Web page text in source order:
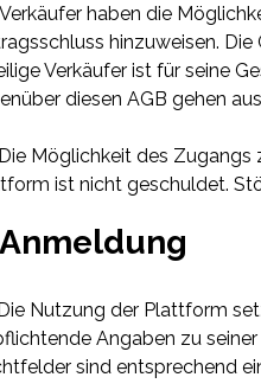
Verkäufer haben die
hinzuweisen.
Verkäufer ist für seine
diesen AGB gehen
Die Möglichkeit des
ist nicht geschuldet.
Die Nutzung der Plattform
Angaben zu
sind entsprechend